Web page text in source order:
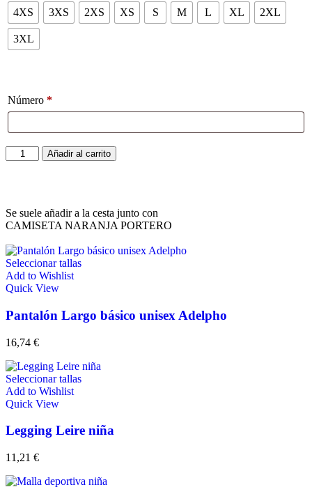
4XS 3XS 2XS XS S M L XL 2XL
3XL
Número *
Añadir al carrito
Se suele añadir a la cesta junto con
CAMISETA NARANJA PORTERO
Seleccionar tallas
Add to Wishlist
Quick View
Pantalón Largo básico unisex Adelpho
16,74 €
Seleccionar tallas
Add to Wishlist
Quick View
Legging Leire niña
11,21 €